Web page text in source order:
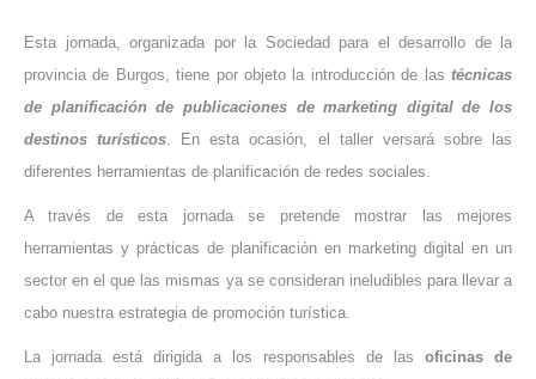
Esta jornada, organizada por la Sociedad para el desarrollo de la
provincia de Burgos, tiene por objeto la introducción de las técnicas
de planificación de publicaciones de marketing digital de los
destinos turísticos. En esta ocasión, el taller versará sobre las
diferentes herramientas de planificación de redes sociales.
A través de esta jornada se pretende mostrar las mejores
herramientas y prácticas de planificación en marketing digital en un
sector en el que las mismas ya se consideran ineludibles para llevar a
cabo nuestra estrategia de promoción turística.
La jornada está dirigida a los responsables de las oficinas de